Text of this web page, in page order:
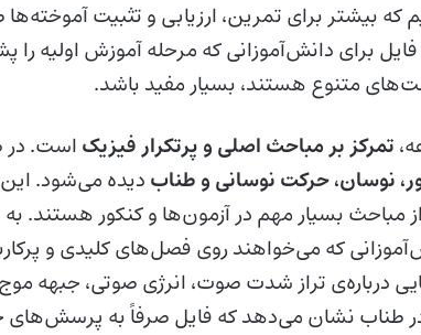
بیشتر برای تمرین، ارزیابی و تثبیت
برای دانش‌آموزانی که مرحله آموزش اولیه را
متنوع هستند، بسیار مفید باشد.
تمرکز بر مباحث اصلی و پرتکرار فیزیک است. در
نوسان، حرکت نوسانی و طناب دیده می‌شود.
مباحث بسیار مهم در آزمون‌ها و کنکور هستند.
که می‌خواهند روی فصل‌های کلیدی و
درباره‌ی تراز شدت صوت، انرژی صوتی، جبهه
در طناب نشان می‌دهد که فایل صرفاً به